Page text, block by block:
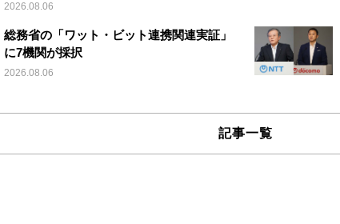
2026.08.06
総務省の「ワット・ビット連携関連実証」
に7機関が採択
2026.08.06
記事一覧